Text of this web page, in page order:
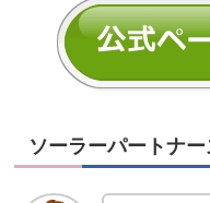
ソーラーパートナ